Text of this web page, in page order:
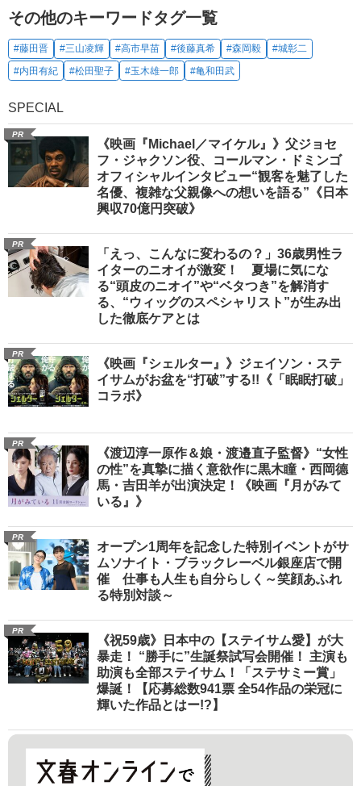
その他のキーワードタグ一覧
#藤田晋 #三山凌輝 #高市早苗 #後藤真希 #森岡毅
#城彰二
#内田有紀
#松田聖子 #玉木雄一郎 #亀和田武
SPECIAL
PR
《映画『Michael／マイケル』》父ジョセ
フ・ジャクソン役、コールマン・ドミンゴ
オフィシャルインタビュー“観客を魅了した
名優、複雑な父親像への想いを語る”《日本
興収70億円突破》
PR
「えっ、こんなに変わるの？」36歳男性ラ
イターのニオイが激変！ 夏場に気にな
る“頭皮のニオイ”や“ベタつき”を解消す
る、“ウィッグのスペシャリスト”が生み出
した徹底ケアとは
PR
《映画『シェルター』》ジェイソン・ステ
イサムがお盆を“打破”する!!《「眠眠打破」
コラボ》
PR
《渡辺淳一原作＆娘・渡邉直子監督》“女性
の性”を真摯に描く意欲作に黒木瞳・西岡德
馬・吉田羊が出演決定！《映画『月がみて
いる』》
PR
オープン1周年を記念した特別イベントがサ
ムソナイト・ブラックレーベル銀座店で開
催 仕事も人生も自分らしく～笑顔あふれ
る特別対談～
PR
《祝59歳》日本中の【ステイサム愛】が大
暴走！ “勝手に”生誕祭試写会開催！ 主演も
助演も全部ステイサム！「ステサミー賞」
爆誕！【応募総数941票 全54作品の栄冠に
輝いた作品とはー!?】